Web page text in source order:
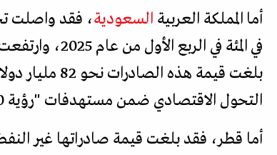
أما المملكة العربية السعودية
التحول الاقتصادي ضمن مستهدفات "رؤية 2030".